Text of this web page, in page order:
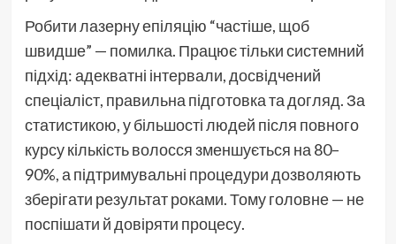
Робити лазерну епіляцію “частіше, щоб
швидше” — помилка. Працює тільки системний
підхід: адекватні інтервали, досвідчений
спеціаліст, правильна підготовка та догляд. За
статистикою, у більшості людей після повного
курсу кількість волосся зменшується на 80–
90%, а підтримувальні процедури дозволяють
зберігати результат роками. Тому головне — не
поспішати й довіряти процесу.